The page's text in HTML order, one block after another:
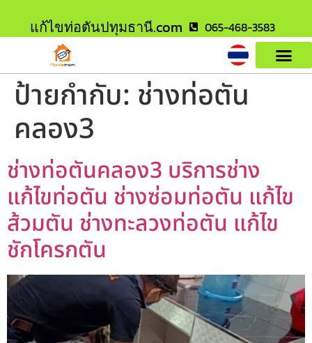
แก้ไขท่อตันปทุมธานี.com 065-468-3583
ป้ายกำกับ: ช่างท่อตัน
คลอง3
ช่างท่อตันคลอง3 บริการช่าง
แก้ไขท่อตัน ช่างซ่อมท่อตัน แก้ไข
ส้วมตัน ช่างทะลวงท่อตัน แก้ไข
ชักโครกตัน